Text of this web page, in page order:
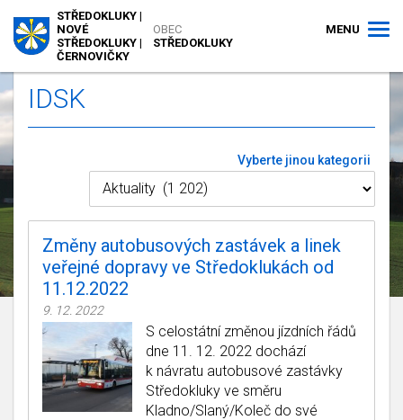
OBEC
STŘEDOKLUKY
STŘEDOKLUKY |
NOVÉ
STŘEDOKLUKY |
ČERNOVIČKY
MENU
IDSK
Vyberte jinou kategorii
Změny autobusových zastávek a linek
veřejné dopravy ve Středoklukách od
11.12.2022
9. 12. 2022
S celostátní změnou jízdních řádů
dne 11. 12. 2022 dochází
k návratu autobusové zastávky
Středokluky ve směru
Kladno/Slaný/Koleč do své